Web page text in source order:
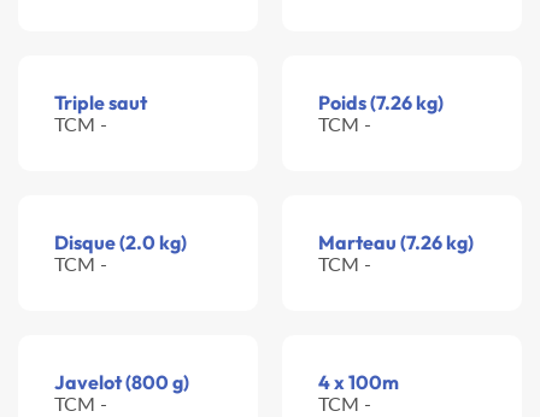
Triple saut
TCM -
Poids (7.26 kg)
TCM -
Disque (2.0 kg)
TCM -
Marteau (7.26 kg)
TCM -
Javelot (800 g)
TCM -
4 x 100m
TCM -